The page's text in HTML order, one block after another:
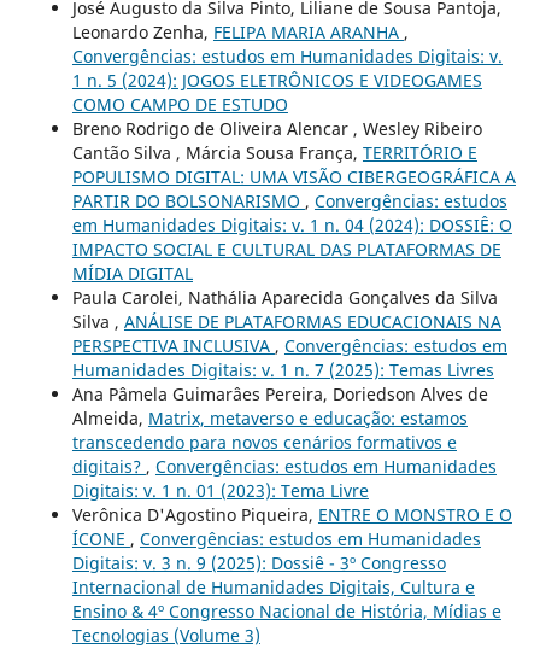
José Augusto da Silva Pinto, Liliane de Sousa Pantoja,
Leonardo Zenha, FELIPA MARIA ARANHA ,
Convergências: estudos em Humanidades Digitais: v.
1 n. 5 (2024): JOGOS ELETRÔNICOS E VIDEOGAMES
COMO CAMPO DE ESTUDO
Breno Rodrigo de Oliveira Alencar , Wesley Ribeiro
Cantão Silva , Márcia Sousa França, TERRITÓRIO E
POPULISMO DIGITAL: UMA VISÃO CIBERGEOGRÁFICA A
PARTIR DO BOLSONARISMO , Convergências: estudos
em Humanidades Digitais: v. 1 n. 04 (2024): DOSSIÊ: O
IMPACTO SOCIAL E CULTURAL DAS PLATAFORMAS DE
MÍDIA DIGITAL
Paula Carolei, Nathália Aparecida Gonçalves da Silva
Silva , ANÁLISE DE PLATAFORMAS EDUCACIONAIS NA
PERSPECTIVA INCLUSIVA , Convergências: estudos em
Humanidades Digitais: v. 1 n. 7 (2025): Temas Livres
Ana Pâmela Guimarâes Pereira, Doriedson Alves de
Almeida, Matrix, metaverso e educação: estamos
transcedendo para novos cenários formativos e
digitais? , Convergências: estudos em Humanidades
Digitais: v. 1 n. 01 (2023): Tema Livre
Verônica D'Agostino Piqueira, ENTRE O MONSTRO E O
ÍCONE , Convergências: estudos em Humanidades
Digitais: v. 3 n. 9 (2025): Dossiê - 3º Congresso
Internacional de Humanidades Digitais, Cultura e
Ensino & 4º Congresso Nacional de História, Mídias e
Tecnologias (Volume 3)